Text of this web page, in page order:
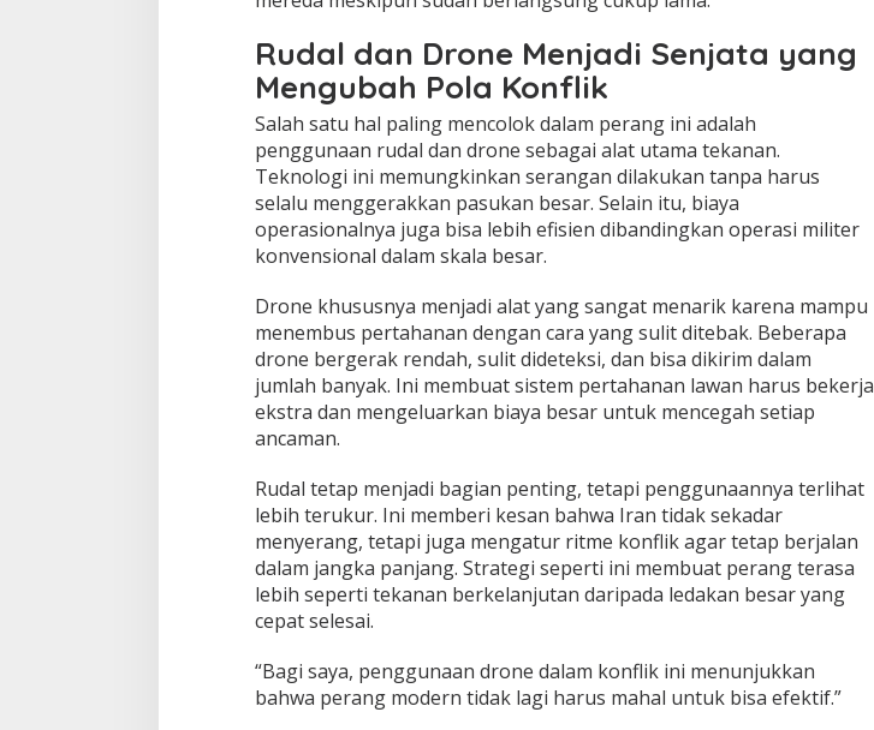
Rudal dan Drone Menjadi Senjata yang
Mengubah Pola Konflik
Salah satu hal paling mencolok dalam perang ini adalah
penggunaan rudal dan drone sebagai alat utama tekanan.
Teknologi ini memungkinkan serangan dilakukan tanpa harus
selalu menggerakkan pasukan besar. Selain itu, biaya
operasionalnya juga bisa lebih efisien dibandingkan operasi militer
konvensional dalam skala besar.
Drone khususnya menjadi alat yang sangat menarik karena mampu
menembus pertahanan dengan cara yang sulit ditebak. Beberapa
drone bergerak rendah, sulit dideteksi, dan bisa dikirim dalam
jumlah banyak. Ini membuat sistem pertahanan lawan harus bekerja
ekstra dan mengeluarkan biaya besar untuk mencegah setiap
ancaman.
Rudal tetap menjadi bagian penting, tetapi penggunaannya terlihat
lebih terukur. Ini memberi kesan bahwa Iran tidak sekadar
menyerang, tetapi juga mengatur ritme konflik agar tetap berjalan
dalam jangka panjang. Strategi seperti ini membuat perang terasa
lebih seperti tekanan berkelanjutan daripada ledakan besar yang
cepat selesai.
“Bagi saya, penggunaan drone dalam konflik ini menunjukkan
bahwa perang modern tidak lagi harus mahal untuk bisa efektif.”